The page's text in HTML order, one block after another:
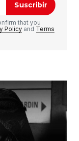
Suscribir
that you
Policy and Terms